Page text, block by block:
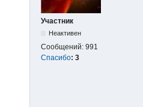
Участник
Неактивен
Сообщений: 991
Спасибо: 3